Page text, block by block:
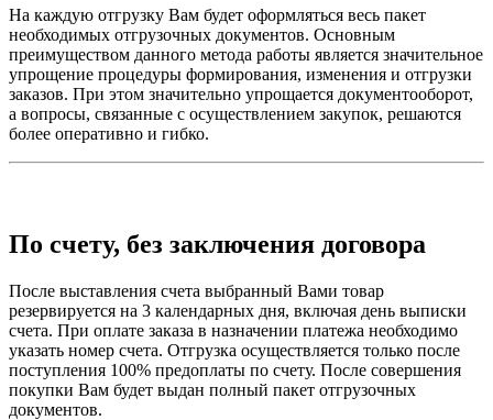
На каждую отгрузку Вам будет оформляться весь пакет
необходимых отгрузочных документов. Основным
преимуществом данного метода работы является значительное
упрощение процедуры формирования, изменения и отгрузки
заказов. При этом значительно упрощается документооборот,
а вопросы, связанные с осуществлением закупок, решаются
более оперативно и гибко.
По счету, без заключения договора
После выставления счета выбранный Вами товар
резервируется на 3 календарных дня, включая день выписки
счета. При оплате заказа в назначении платежа необходимо
указать номер счета. Отгрузка осуществляется только после
поступления 100% предоплаты по счету. После совершения
покупки Вам будет выдан полный пакет отгрузочных
документов.